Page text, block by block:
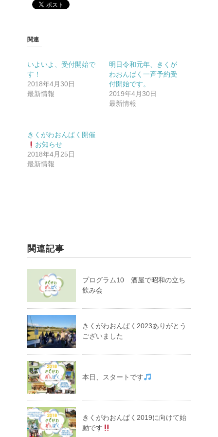
関連
いよいよ、受付開始で
す！
2018年4月30日
最新情報
明日令和元年、きくが
わおんぱく一斉予約受
付開始です。
2019年4月30日
最新情報
きくがわおんぱく開催
お知らせ
2018年4月25日
最新情報
関連記事
プログラム10 酒屋で昭和の立ち
飲み会
きくがわおんぱく2023ありがとう
ございました
本日、スタートです
きくがわおんぱく2019に向けて始
動です